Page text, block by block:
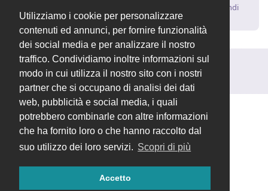
Utilizziamo i cookie per personalizzare
contenuti ed annunci, per fornire funzionalità
dei social media e per analizzare il nostro
traffico. Condividiamo inoltre informazioni sul
modo in cui utilizza il nostro sito con i nostri
partner che si occupano di analisi dei dati
web, pubblicità e social media, i quali
potrebbero combinarle con altre informazioni
che ha fornito loro o che hanno raccolto dal
suo utilizzo dei loro servizi. Scopri di più
Accetto
Rispondi
Rispondi alla discussione...